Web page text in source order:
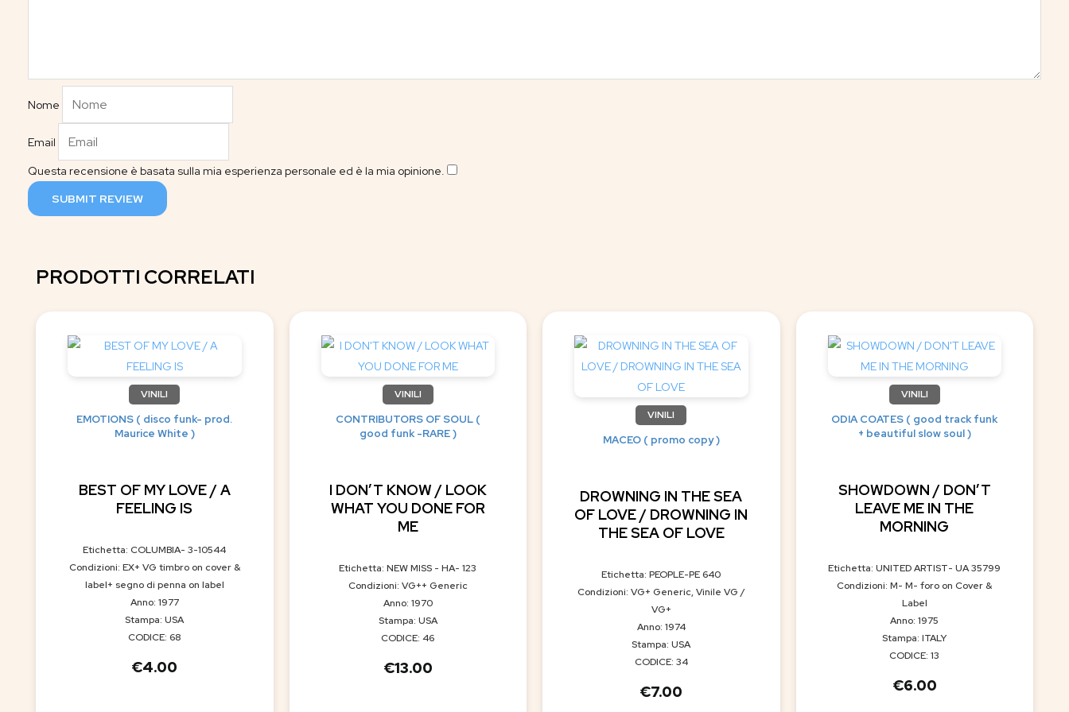
Nome
Email
Questa recensione è basata sulla mia esperienza personale ed è la mia opinione.
SUBMIT REVIEW
PRODOTTI CORRELATI
VINILI
EMOTIONS ( disco funk- prod.
Maurice White )
BEST OF MY LOVE / A
FEELING IS
Etichetta: COLUMBIA- 3-10544
Condizioni: EX+ VG timbro on cover &
label+ segno di penna on label
Anno: 1977
Stampa: USA
CODICE: 68
€4.00
VINILI
CONTRIBUTORS OF SOUL (
good funk -RARE )
I DON’T KNOW / LOOK
WHAT YOU DONE FOR
ME
Etichetta: NEW MISS - HA- 123
Condizioni: VG++ Generic
Anno: 1970
Stampa: USA
CODICE: 46
€13.00
VINILI
MACEO ( promo copy )
DROWNING IN THE SEA
OF LOVE / DROWNING IN
THE SEA OF LOVE
Etichetta: PEOPLE-PE 640
Condizioni: VG+ Generic, Vinile VG /
VG+
Anno: 1974
Stampa: USA
CODICE: 34
€7.00
VINILI
ODIA COATES ( good track funk
+ beautiful slow soul )
SHOWDOWN / DON’T
LEAVE ME IN THE
MORNING
Etichetta: UNITED ARTIST- UA 35799
Condizioni: M- M- foro on Cover &
Label
Anno: 1975
Stampa: ITALY
CODICE: 13
€6.00